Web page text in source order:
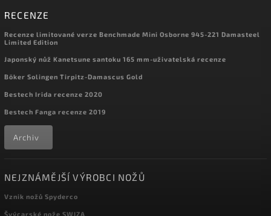
RECENZE
Recenze limitované verze Benchmade Mini Osborne 945-221 Damasteel
Limited Edition
Japonský nůž Kanetsune santoku 165 mm-uživatelská recenze
Böker Solingen Tirpitz-Damascus Gold
Bestech Irida recenze 2020
Bestech Fanga recenze 2019
Archiv
NEJZNÁMĚJŠÍ VÝROBCI NOŽŮ
Vznik nožů Spyderco
Švýcarské nože SWIZA